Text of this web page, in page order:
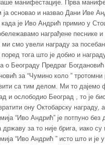
манифестације. Прва
ја основао и назвао Дани Иве
када је Иво Андрић примио у
награђене песнике
смо увели награду за
тога што је добио и
о Београду Предраг
за “Чумино коло ”
са тим делом. Ми то дајемо
и ослободио Београд , то је
ону Октобарску награду,
“Иво Андрић” је потпуно
државу за то није брига, иако
“Иво Андрић ” исто што и је